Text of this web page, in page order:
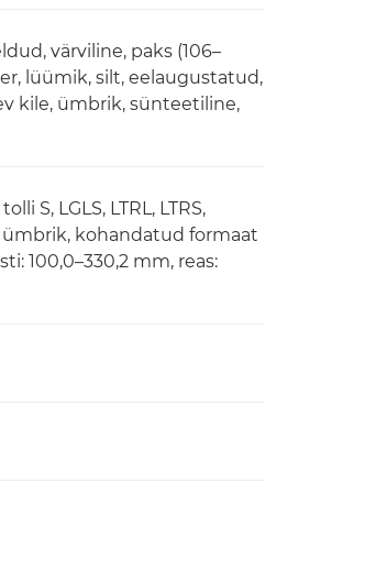
värviline, paks (106–
lüümik, silt, eelaugustatud,
kile, ümbrik, sünteetiline,
S, LGLS, LTRL, LTRS,
ümbrik, kohandatud formaat
100,0–330,2 mm, reas: